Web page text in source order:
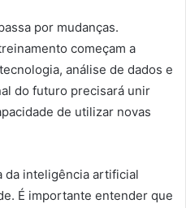
por mudanças.
começam a
análise de dados e
do futuro precisará unir
de utilizar novas
da inteligência artificial
É importante entender que